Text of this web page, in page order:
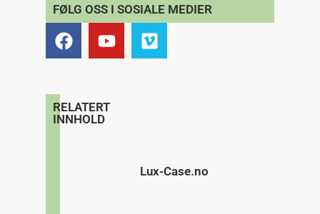
FØLG OSS I SOSIALE MEDIER
RELATERT
INNHOLD
Lux-Case.no